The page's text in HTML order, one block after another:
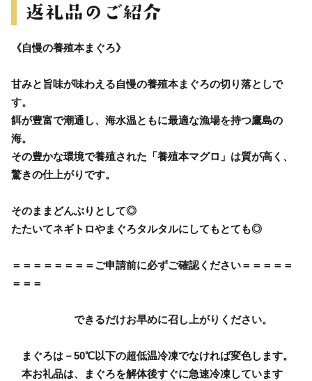
《自慢の養殖本まぐろ》
甘みと旨味が味わえる自慢の養殖本まぐろの切り落としで
す。
餌が豊富で潮通し、海水温ともに最適な漁場を持つ鷹島の
海。
その豊かな環境で養殖された「養殖本マグロ」は質が高く、
驚きの仕上がりです。
そのままどんぶりとして◎
たたいてネギトロやまぐろタルタルにしてもとても◎
＝＝＝＝＝＝＝＝ご申請前に必ずご確認ください＝＝＝＝＝
＝＝＝
できるだけお早めに召し上がりください。
まぐろは－50℃以下の超低温冷凍でなければ変色します。
本お礼品は、まぐろを解体後すぐに急速冷凍しています